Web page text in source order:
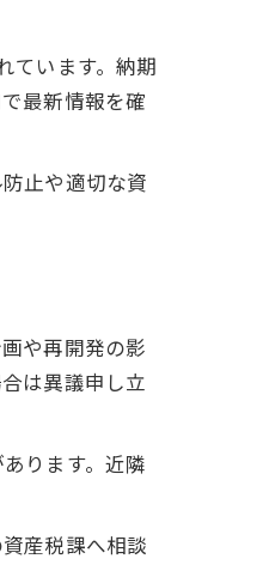
ています。納期
最新情報を確
止や適切な資
や再開発の影
は異議申し立
ります。近隣
産税課へ相談